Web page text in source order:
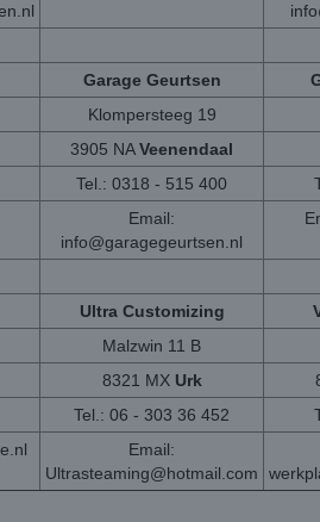
Garage Geurtsen
Klompersteeg 19
3905 NAVeenendaal
Tel.: 0318 - 515 400
Email:
info@garagegeurtsen.nl
Ultra Customizing
Malzwin 11 B
8321 MX Urk
Tel.: 06 - 303 36 452
Email:
Ultrasteaming@hotmail.com